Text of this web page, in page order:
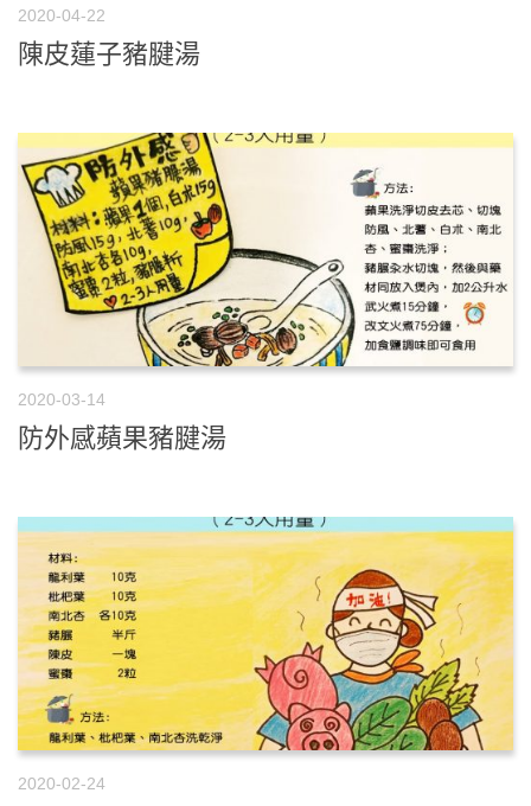
2020-04-22
陳皮蓮子豬腱湯
2020-03-14
防外感蘋果豬腱湯
2020-02-24